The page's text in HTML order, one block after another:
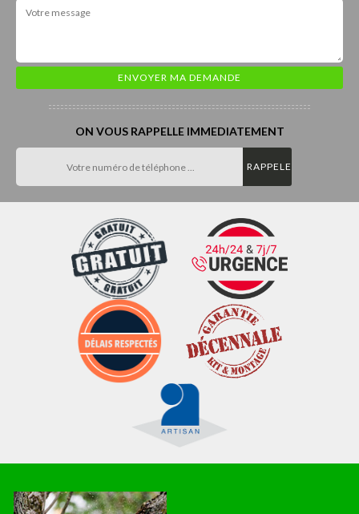
ON VOUS RAPPELLE IMMEDIATEMENT